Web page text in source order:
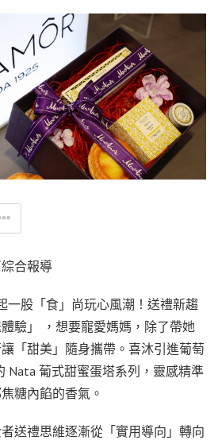
綜合報導
一股「食」尚玩心風潮！送禮新趨
驗」 ，想要寵愛媽媽，除了帶她
「甜美」隨身攜帶。喜沐引進葡萄
Nata 葡式甜蜜蛋塔系列，靈感精準
糖內餡的香氣。
送禮思維逐漸從「實用導向」轉向